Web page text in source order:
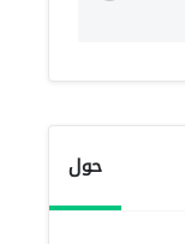
حول